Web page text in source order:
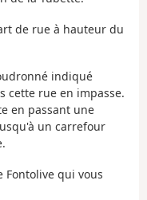
de rue à hauteur du
indiqué
cette rue en impasse.
en passant une
un carrefour
Fontolive qui vous